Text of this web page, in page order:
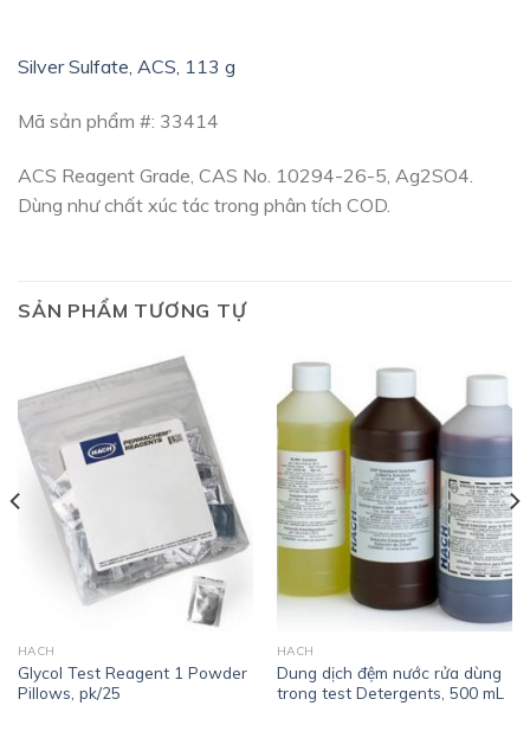
Silver Sulfate, ACS, 113 g
Mã sản phẩm #: 33414
ACS Reagent Grade, CAS No. 10294-26-5, Ag2SO4.
Dùng như chất xúc tác trong phân tích COD.
SẢN PHẨM TƯƠNG TỰ
HACH
Glycol Test Reagent 1 Powder
Pillows, pk/25
HACH
Dung dịch đệm nước rửa dùng
trong test Detergents, 500 mL